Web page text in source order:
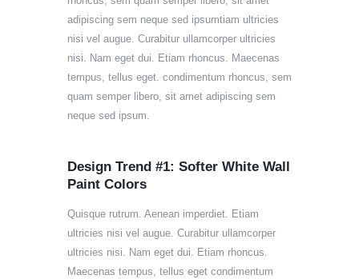
adipiscing sem neque sed ipsumtiam ultricies
nisi vel augue. Curabitur ullamcorper ultricies
nisi. Nam eget dui. Etiam rhoncus. Maecenas
tempus, tellus eget. condimentum rhoncus, sem
quam semper libero, sit amet adipiscing sem
neque sed ipsum.
Design Trend #1: Softer White Wall
Paint Colors
Quisque rutrum. Aenean imperdiet. Etiam
ultricies nisi vel augue. Curabitur ullamcorper
ultricies nisi. Nam eget dui. Etiam rhoncus.
Maecenas tempus, tellus eget condimentum